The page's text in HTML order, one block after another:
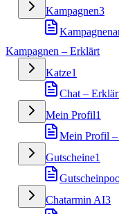
Kampagnen3
Kampagnen – Erklärt
Katze1
Chat –
Mein Profil1
Mein Profil
Gutscheine1
Chatarmin AI3